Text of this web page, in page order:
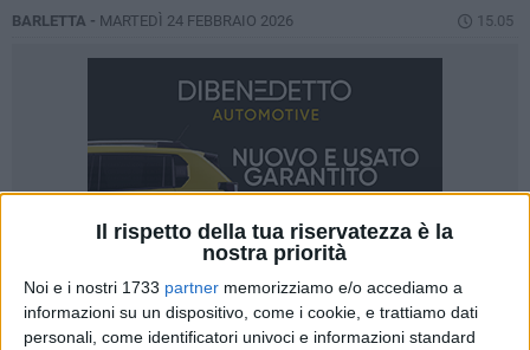
Il rispetto della tua riservatezza è la
nostra priorità
Noi e i nostri 1733 partner memorizziamo e/o accediamo a
informazioni su un dispositivo, come i cookie, e trattiamo dati
personali, come identificatori univoci e informazioni standard
BARLETTA - MARTEDÌ 24 FEBBRAIO 2026 15.05